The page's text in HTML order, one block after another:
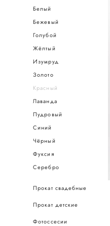
Белый
Бежевый
Голубой
Жёлтый
Изумруд
Золото
Красный
Лаванда
Пудровый
Синий
Чёрный
Фуксия
Серебро
Прокат свадебные
Прокат детские
Фотоссесии